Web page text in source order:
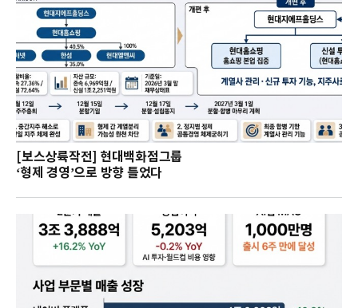
[보스상륙작전] 현대백화점그룹
‘형제 경영’으로 방향 틀었다